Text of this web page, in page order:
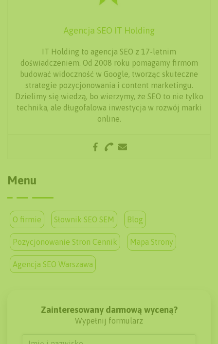
Agencja SEO IT Holding
IT Holding to agencja SEO z 17-letnim
doświadczeniem. Od 2008 roku pomagamy firmom
budować widoczność w Google, tworząc skuteczne
strategie pozycjonowania i content marketingu.
Dzielimy się wiedzą, bo wierzymy, że SEO to nie tylko
technika, ale długofalowa inwestycja w rozwój marki
online.
Menu
O firmie Słownik SEO SEM Blog
Pozycjonowanie Stron Cennik Mapa Strony
Agencja SEO Warszawa
Zainteresowany darmową wyceną?
Wypełnij formularz